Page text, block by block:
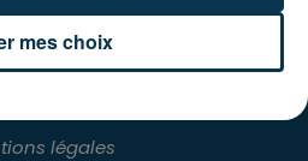
PUB CONTACT
légales
mes choix